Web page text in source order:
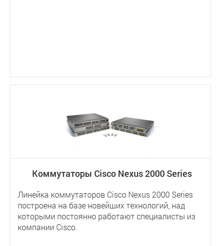
Коммутаторы Cisco Nexus 2000 Series
Линейка коммутаторов Cisco Nexus 2000 Series
построена на базе новейших технологий, над
которыми постоянно работают специалисты из
компании Cisco.